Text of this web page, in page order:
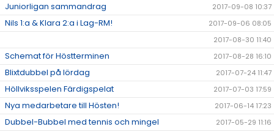
Juniorligan sammandrag 2017-09-08 10:37
Nils 1:a & Klara 2:a i Lag-RM!
2017-09-06 08:05
2017-08-30 11:40
Schemat för Höstterminen 2017-08-28 16:10
Blixtdubbel på lördag 2017-07-24 11:47
Höllviksspelen Färdigspelat 2017-07-03 17:59
Nya medarbetare till Hösten! 2017-06-14 17:23
Dubbel-Bubbel med tennis och mingel 2017-05-29 11:16